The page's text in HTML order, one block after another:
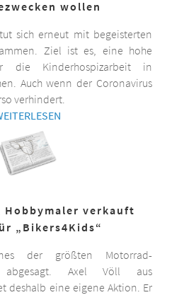
wollen
sich erneut mit begeisterten
Ziel ist es, eine hohe
die Kinderhospizarbeit in
Auch wenn der Coronavirus
verhindert.
Hobbymaler verkauft
„Bikers4Kids“
der größten Motorrad-
abgesagt. Axel Völl aus
deshalb eine eigene Aktion. Er